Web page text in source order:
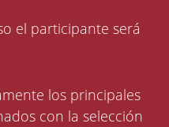
el participante será
los principales
con la selección